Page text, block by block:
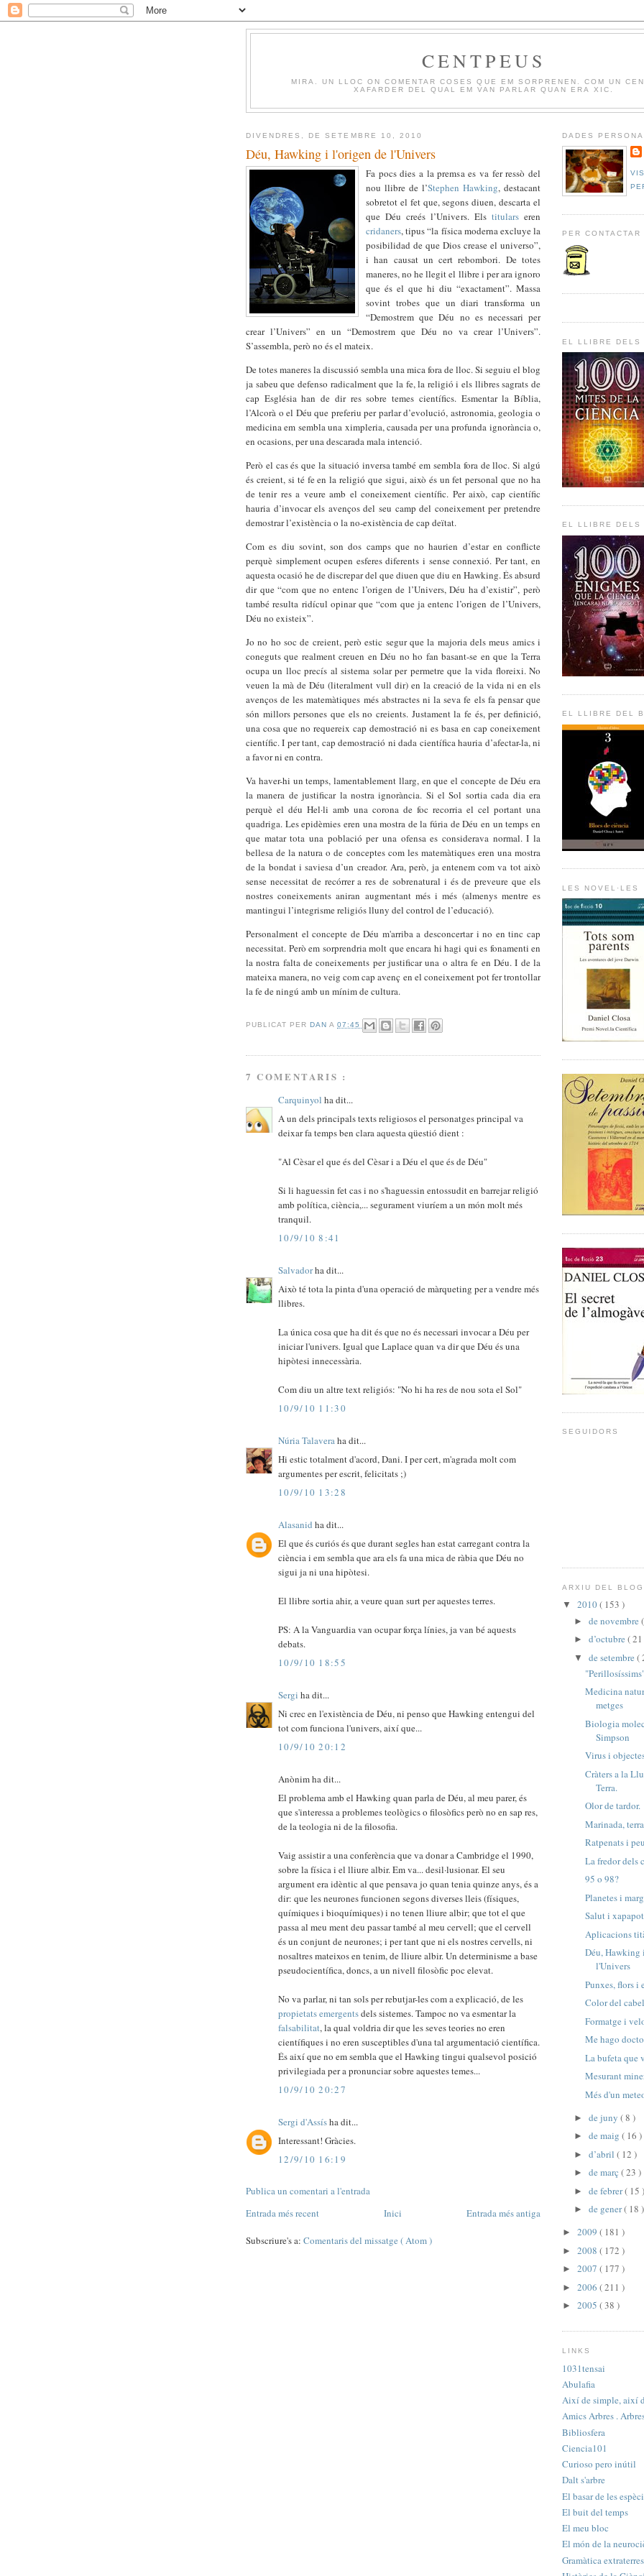
CENTPEUS
MIRA. UN LLOC ON COMENTAR COSES QUE EM SORPRENEN. COM UN
XAFARDER DEL QUAL EM VAN PARLAR QUAN ERA XIC.
DIVENDRES, DE SETEMBRE 10, 2010
Déu, Hawking i l'origen de l'Univers
Fa pocs dies a la premsa es va fer ressò del
nou llibre de l’Stephen Hawking, destacant
sobretot el fet que, segons diuen, descarta el
que Déu creés l’Univers. Els titularseren
cridaners, tipus “la física moderna excluye la
posibilidad de que Dios crease el universo”,
i han causat un cert rebombori. De totes
maneres, no he llegit el llibre i per ara ignoro
que és el que hi diu “exactament”. Massa
sovint trobes que un diari transforma un
“Demostrem que Déu no es necessari per
crear l’Univers” en un “Demostrem que Déu no va crear l’Univers”.
S’assembla, però no és el mateix.
De totes maneres la discussió sembla una mica fora de lloc. Si seguiu el blog
ja sabeu que defenso radicalment que la fe, la religió i els llibres sagrats de
cap Església han de dir res sobre temes científics. Esmentar la Bíblia,
l’Alcorà o el Déu que preferiu per parlar d’evolució, astronomia, geologia o
medicina em sembla una ximpleria, causada per una profunda ignorància o,
en ocasions, per una descarada mala intenció.
Però el cas és que la situació inversa també em sembla fora de lloc. Si algú
és creient, si té fe en la religió que sigui, això és un fet personal que no ha
de tenir res a veure amb el coneixement científic. Per això, cap científic
hauria d’invocar els avenços del seu camp del coneixement per pretendre
demostrar l’existència o la no-existència de cap deïtat.
Com es diu sovint, son dos camps que no haurien d’estar en conflicte
perquè simplement ocupen esferes diferents i sense connexió. Per tant, en
aquesta ocasió he de discrepar del que diuen que diu en Hawking. És absurd
dir que “com que no entenc l’origen de l’Univers, Déu ha d’existir”, però
també resulta ridícul opinar que “com que ja entenc l’origen de l’Univers,
Déu no existeix”.
Jo no ho soc de creient, però estic segur que la majoria dels meus amics i
coneguts que realment creuen en Déu no ho fan basant-se en que la Terra
ocupa un lloc precís al sistema solar per permetre que la vida floreixi. No
veuen la mà de Déu (literalment vull dir) en la creació de la vida ni en els
avenços de les matemàtiques més abstractes ni la seva fe els fa pensar que
són millors persones que els no creients. Justament la fe és, per definició,
una cosa que no requereix cap demostració ni es basa en cap coneixement
científic. I per tant, cap demostració ni dada científica hauria d’afectar-la, ni
a favor ni en contra.
Va haver-hi un temps, lamentablement llarg, en que el concepte de Déu era
la manera de justificar la nostra ignorància. Si el Sol sortia cada dia era
perquè el déu Hel·li amb una corona de foc recorria el cel portant una
quadriga. Les epidèmies eren una mostra de la fúria de Déu en un temps en
que matar tota una població per una ofensa es considerava normal. I la
bellesa de la natura o de conceptes com les matemàtiques eren una mostra
de la bondat i saviesa d’un creador. Ara, però, ja entenem com va tot això
sense necessitat de recórrer a res de sobrenatural i és de preveure que els
nostres coneixements aniran augmentant més i més (almenys mentre es
mantingui l’integrisme religiós lluny del control de l’educació).
Personalment el concepte de Déu m'arriba a desconcertar i no en tinc cap
necessitat. Però em sorprendria molt que encara hi hagi qui es fonamenti en
la nostra falta de coneixements per justificar una o altra fe en Déu. I de la
mateixa manera, no veig com cap avenç en el coneixement pot fer trontollar
la fe de ningú amb un mínim de cultura.
PUBLICAT PERDANA07:45
7 COMENTARIS :
Carquinyol ha dit...
A un dels principals texts religiosos el personatges principal va
deixar fa temps ben clara aquesta qüestió dient :
"Al Cèsar el que és del Cèsar i a Déu el que és de Déu"
Si li haguessin fet cas i no s'haguessin entossudit en barrejar religió
amb política, ciència,... segurament viuríem a un món molt més
tranquil.
10/9/10 8:41
Salvadorha dit...
Això té tota la pinta d'una operació de màrqueting per a vendre més
llibres.
La única cosa que ha dit és que no és necessari invocar a Déu per
iniciar l'univers. Igual que Laplace quan va dir que Déu és una
hipòtesi innecessària.
Com diu un altre text religiós: "No hi ha res de nou sota el Sol"
10/9/10 11:30
Núria Talaveraha dit...
Hi estic totalment d'acord, Dani. I per cert, m'agrada molt com
argumentes per escrit, felicitats ;)
10/9/10 13:28
Alasanid ha dit...
El que és curiós és que durant segles han estat carregant contra la
ciència i em sembla que ara els fa una mica de ràbia que Déu no
sigui ja ni una hipòtesi.
El llibre sortia ahir, a veure quan surt per aquestes terres.
PS: A la Vanguardia van ocupar força línies, ja van bé aquests
debats.
10/9/10 18:55
Sergi ha dit...
Ni crec en l'existència de Déu, ni penso que Hawking entengui del
tot com funciona l'univers, així que...
10/9/10 20:12
Anònim ha dit...
El problema amb el Hawking quan parla de Déu, al meu parer, és
que s'interessa a problemes teològics o filosòfics però no en sap res,
de la teologia ni de la filosofia.
Vaig assistir a una conferència que va donar a Cambridge el 1990,
sobre la física i el lliure albir. Em va... desil·lusionar. El seu
argument era idèntic al que pensava jo quan tenia quinze anys, és a
dir: que les neurones funcionen segons diverses lleis (físiques,
químiques i bioquímiques) i no tenen lliure albir; que tot el que
passa al meu ment deu passar també al meu cervell; que el cervell
és un conjunt de neurones; i per tant que ni els nostres cervells, ni
nosaltres mateixos en tenim, de lliure albir. Un determinisme a base
pseudocientífica, doncs, a un nivell filosòfic poc elevat.
No va parlar, ni tan sols per rebutjar-les com a explicació, de les
propietats emergentsdels sistemes. Tampoc no va esmentar la
falsabilitat, la qual voldria dir que les seves teories no eren
científiques i no eren susceptibles d'una tal argumentació científica.
És així que no em sembla que el Hawking tingui qualsevol posició
privilegiada per a pronunciar sobre aquestes temes...
10/9/10 20:27
Sergi d'Assísha dit...
Interessant! Gràcies.
12/9/10 16:19
Publica un comentari a l'entrada
Entrada més recent
Entrada més antiga
Inici
Subscriure's a: Comentaris del missatge ( Atom )
DADES
PER CONTACTAR
EL LLIBRE DELS
EL LLIBRE DELS
EL LLIBRE DEL
LES NOVEL·LES
SEGUIDORS
ARXIU DEL BLOG
▼ 2010( 153 )
► de novembre
► d’octubre (
▼ de setembre (
Medicina
metges
Biologia
Simpson
Virus i
Cràters a la
Terra.
Olor de tardor.
Marinada,
Ratpenats i
La fredor dels
95 o 98?
Planetes i
Salut i
Aplicacions
Déu,
l'Univers
Punxes, flors i
Color del
Formatge i
Me hago
La bufeta que
Mesurant
Més d'un
► de juny ( 8 )
► de maig ( 16 )
► d’abril ( 12 )
► de març ( 23 )
► de febrer( 15 )
► de gener( 18 )
► 2009 ( 181 )
► 2008 ( 172 )
► 2007 ( 177 )
► 2006 ( 211 )
► 2005 ( 38 )
LINKS
1031tensai
Abulafia
Així de simple, així
Amics Arbres .
Bibliosfera
Ciencia101
Curioso pero inútil
Dalt s'arbre
El basar de les
El buit del temps
El meu bloc
El món de la
Gramàtica